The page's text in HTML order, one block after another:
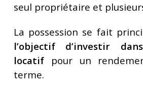
seul propriétaire et
La possession se fait
l’objectif d’investir
locatif pour un
terme.